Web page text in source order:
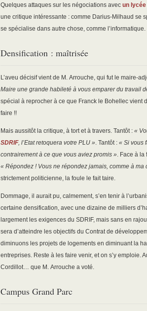
Quelques attaques sur les négociations avec un
une critique intéressante : comme Darius-Milhaud se
se spécialise dans autre chose, comme l’informatique.
Densification : maîtrisée
L’aveu décisif vient de M. Arrouche, qui fut le maire-
Maire une grande habileté à vous emparer du travail
spécial à reprocher à ce que Franck le Bohellec vient
faire !!
Mais aussitôt la critique, à tort et à travers. Tantôt : «
SDRIF, l’Etat retoquera votre PLU ». Tantôt : « Si vous
contrairement à ce que vous aviez promis ». Face à la
« Répondez ! Vous ne répondez jamais, comme à ma
strictement politicienne, la foule le fait taire.
Dommage, il aurait pu, calmement, s’en tenir à
certaine densification, avec une dizaine de milliers
largement les exigences du SDRIF, mais sans en
sera d’atteindre les objectifs du Contrat de
diminuons les projets de logements en diminuant la
entreprises. Reste à les faire venir, et on s’y emploie.
Cordillot… que M. Arrouche a voté.
Campus Grand Parc